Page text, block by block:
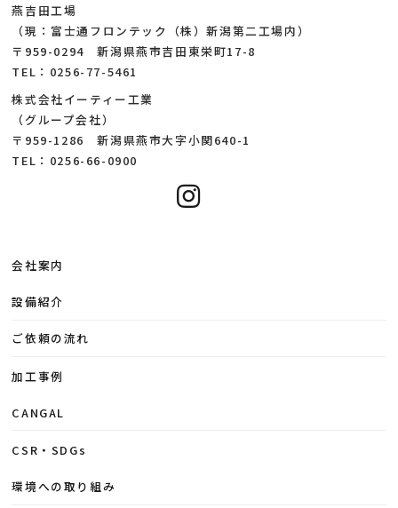
燕吉田工場
（現：富士通フロンテック（株）新潟第二工場内）
〒959-0294 新潟県燕市吉田東栄町17-8
TEL：0256-77-5461
株式会社イーティー工業
（グループ会社）
〒959-1286 新潟県燕市大字小関640-1
TEL：0256-66-0900
会社案内
設備紹介
ご依頼の流れ
加工事例
CANGAL
CSR・SDGs
環境への取り組み